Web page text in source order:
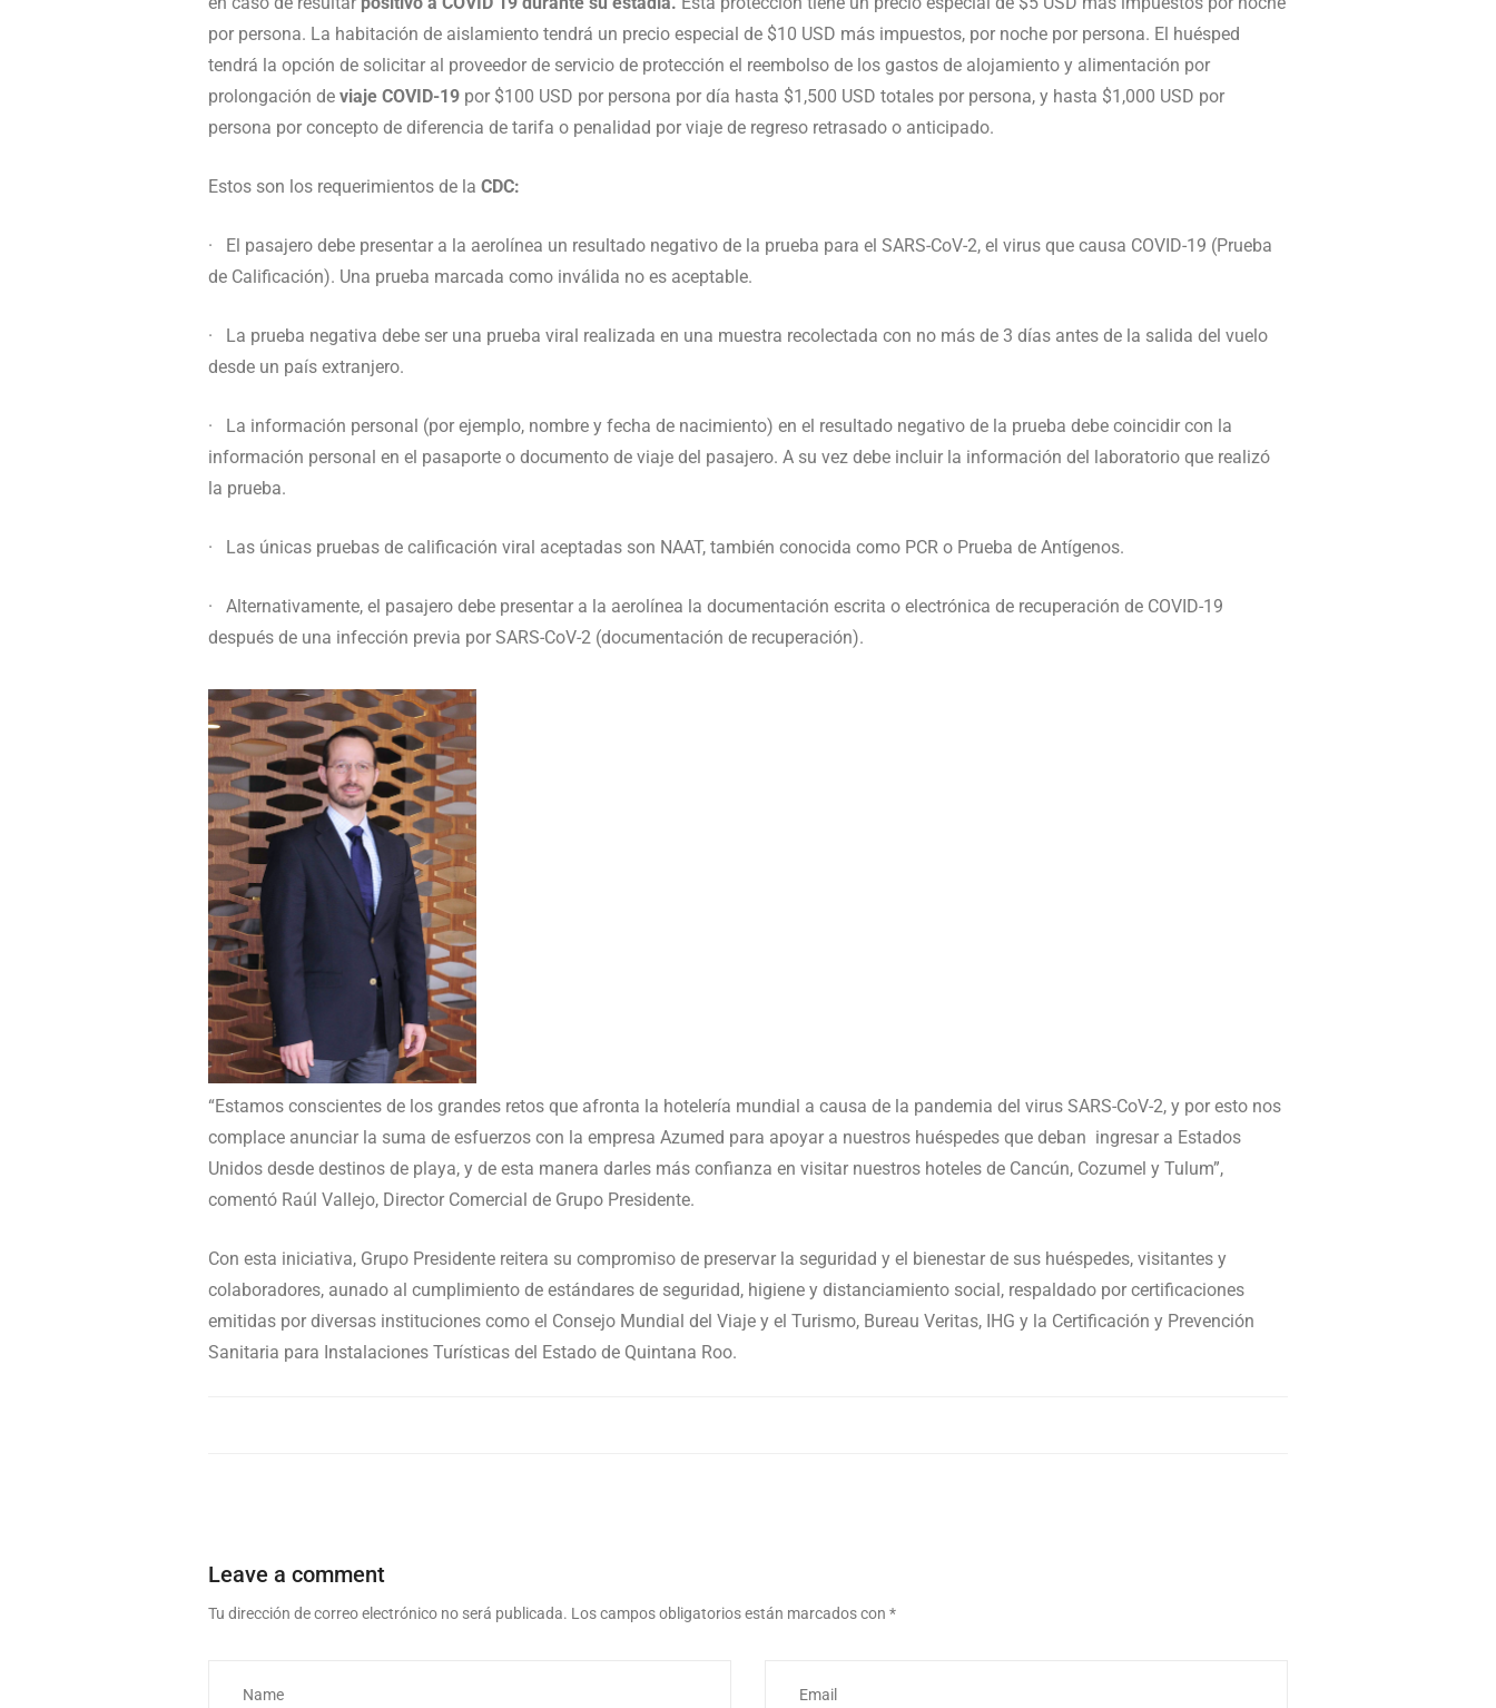
por persona. La habitación de aislamiento tendrá un precio especial de $10 USD más impuestos, por noche por persona. El huésped
tendrá la opción de solicitar al proveedor de servicio de protección el reembolso de los gastos de alojamiento y alimentación por
prolongación de viaje COVID-19 por $100 USD por persona por día hasta $1,500 USD totales por persona, y hasta $1,000 USD por
persona por concepto de diferencia de tarifa o penalidad por viaje de regreso retrasado o anticipado.
Estos son los requerimientos de la CDC:
· El pasajero debe presentar a la aerolínea un resultado negativo de la prueba para el SARS-CoV-2, el virus que causa COVID-19 (Prueba
de Calificación). Una prueba marcada como inválida no es aceptable.
· La prueba negativa debe ser una prueba viral realizada en una muestra recolectada con no más de 3 días antes de la salida del vuelo
desde un país extranjero.
· La información personal (por ejemplo, nombre y fecha de nacimiento) en el resultado negativo de la prueba debe coincidir con la
información personal en el pasaporte o documento de viaje del pasajero. A su vez debe incluir la información del laboratorio que realizó
la prueba.
· Las únicas pruebas de calificación viral aceptadas son NAAT, también conocida como PCR o Prueba de Antígenos.
· Alternativamente, el pasajero debe presentar a la aerolínea la documentación escrita o electrónica de recuperación de COVID-19
después de una infección previa por SARS-CoV-2 (documentación de recuperación).
“Estamos conscientes de los grandes retos que afronta la hotelería mundial a causa de la pandemia del virus SARS-CoV-2, y por esto nos
complace anunciar la suma de esfuerzos con la empresa Azumed para apoyar a nuestros huéspedes que deban ingresar a Estados
Unidos desde destinos de playa, y de esta manera darles más confianza en visitar nuestros hoteles de Cancún, Cozumel y Tulum”,
comentó Raúl Vallejo, Director Comercial de Grupo Presidente.
Con esta iniciativa, Grupo Presidente reitera su compromiso de preservar la seguridad y el bienestar de sus huéspedes, visitantes y
colaboradores, aunado al cumplimiento de estándares de seguridad, higiene y distanciamiento social, respaldado por certificaciones
emitidas por diversas instituciones como el Consejo Mundial del Viaje y el Turismo, Bureau Veritas, IHG y la Certificación y Prevención
Sanitaria para Instalaciones Turísticas del Estado de Quintana Roo.
Leave a comment
Tu dirección de correo electrónico no será publicada. Los campos obligatorios están marcados con *